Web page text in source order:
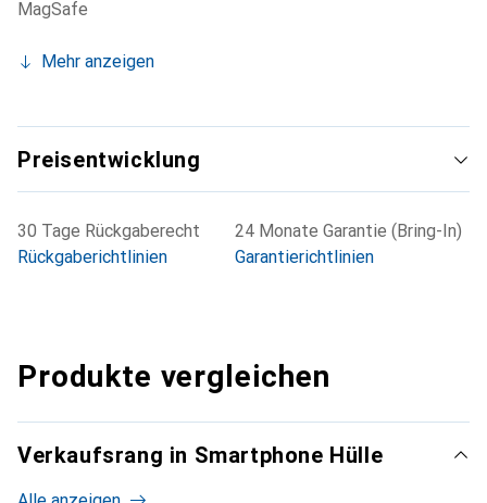
MagSafe
Mehr anzeigen
Preisentwicklung
30 Tage Rückgaberecht
Rückgaberichtlinien
24 Monate Garantie (Bring-In)
Garantierichtlinien
Produkte vergleichen
Verkaufsrang in Smartphone Hülle